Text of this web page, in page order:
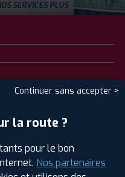
SERVICES PLUS
car
Continuer sans accepter >
la route ?
pour le bon
Nos partenaires